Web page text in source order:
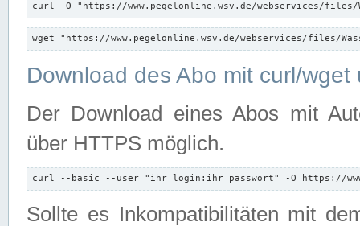
curl -O "https://www.pegelonline.wsv.de/webservices/files/
wget "https://www.pegelonline.wsv.de/webservices/files/
Download des Abo mit curl/
Der Download eines Abos mit
über HTTPS möglich.
curl --basic --user "ihr_login:ihr_passwort" -O https://
Sollte es Inkompatibilitäten mit